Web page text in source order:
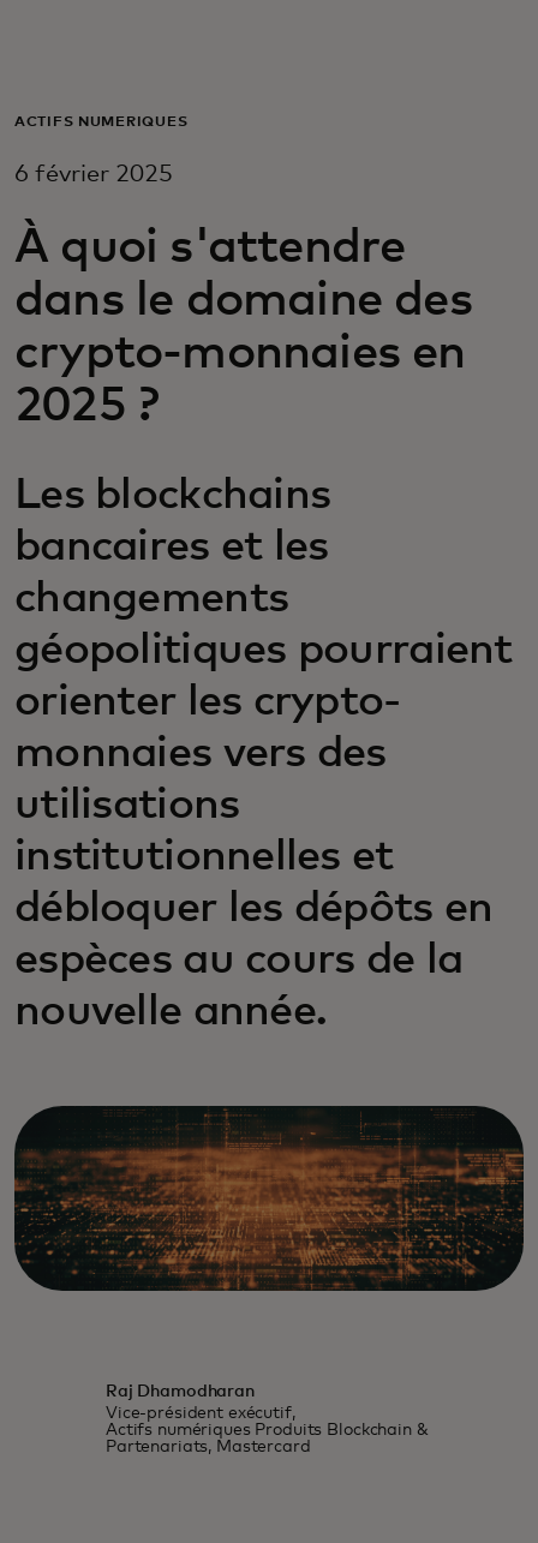
Pour les entreprises
Pour les innovateurs
Actualités et tendances
ACTIFS NUMÉRIQUES
6 février 2025
À quoi s'attendre
dans le domaine des
crypto-monnaies en
2025 ?
Les blockchains
bancaires et les
changements
géopolitiques pourraient
orienter les crypto-
monnaies vers des
utilisations
institutionnelles et
débloquer les dépôts en
espèces au cours de la
nouvelle année.
Raj Dhamodharan
Vice-président exécutif,
Actifs numériques Produits Blockchain &
Partenariats, Mastercard